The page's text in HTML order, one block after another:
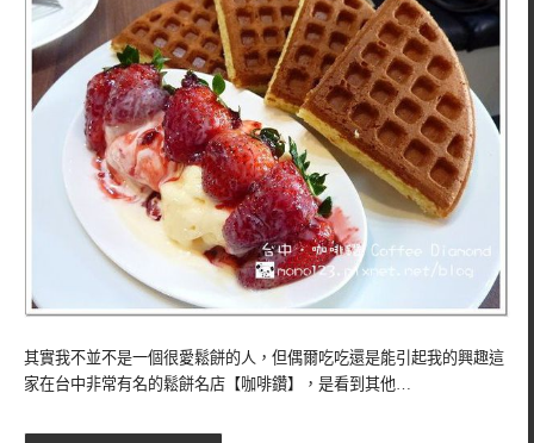
其實我不並不是一個很愛鬆餅的人，但偶爾吃吃還是能引起我的興趣這
家在台中非常有名的鬆餅名店【咖啡鑽】，是看到其他…